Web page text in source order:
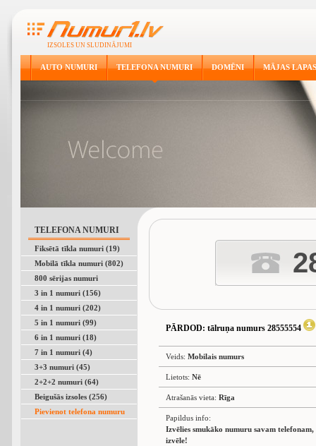
IZSOLES UN SLUDINĀJUMI
AUTO NUMURI TELEFONA NUMURI DOMĒNI MĀJAS LAPAS
TELEFONA NUMURI
Fiksētā tīkla numuri (19)
Mobilā tīkla numuri (802)
800 sērijas numuri
3 in 1 numuri (156)
4 in 1 numuri (202)
5 in 1 numuri (99)
6 in 1 numuri (18)
7 in 1 numuri (4)
3+3 numuri (45)
2+2+2 numuri (64)
Beigušās izsoles (256)
Pievienot telefona numuru
PĀRDOD: tālruņa numurs 28555554
Veids: Mobilais numurs
Lietots: Nē
Atrašanās vieta: Rīga
Papildus info:
Izvēlies smukāko numuru savam
izvēle!